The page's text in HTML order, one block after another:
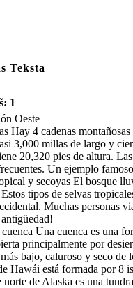
Teksta
1
Oeste
Hay 4 cadenas
3,000 millas de largo y
20,320 pies de altura.
Un ejemplo
y secoyas El bosque
tipos de selvas
Muchas personas
Una cuenca es una
principalmente por
bajo, caluroso y seco de
Hawái está formada por 8
norte de Alaska es una